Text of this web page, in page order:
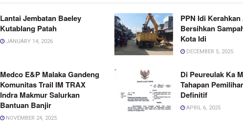
Lantai Jembatan Baeley
Kutablang Patah
JANUARY 14, 2026
PPN Idi
Bersihkan
Kota Idi
DECEMBER 5, 2025
Medco E&P Malaka Gandeng
Komunitas Trail IM TRAX
Indra Makmur Salurkan
Bantuan Banjir
NOVEMBER 24, 2025
Di Peureulak Ka
Tahapan
Definitif
APRIL 6, 2025